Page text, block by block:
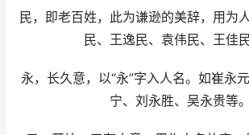
民，即老百姓，此为谦逊的美辞，用为
民、王逸民、袁伟民、王佳民
永，长久意，以“永”字入人名。如崔永
宁、刘永胜、吴永贵等。